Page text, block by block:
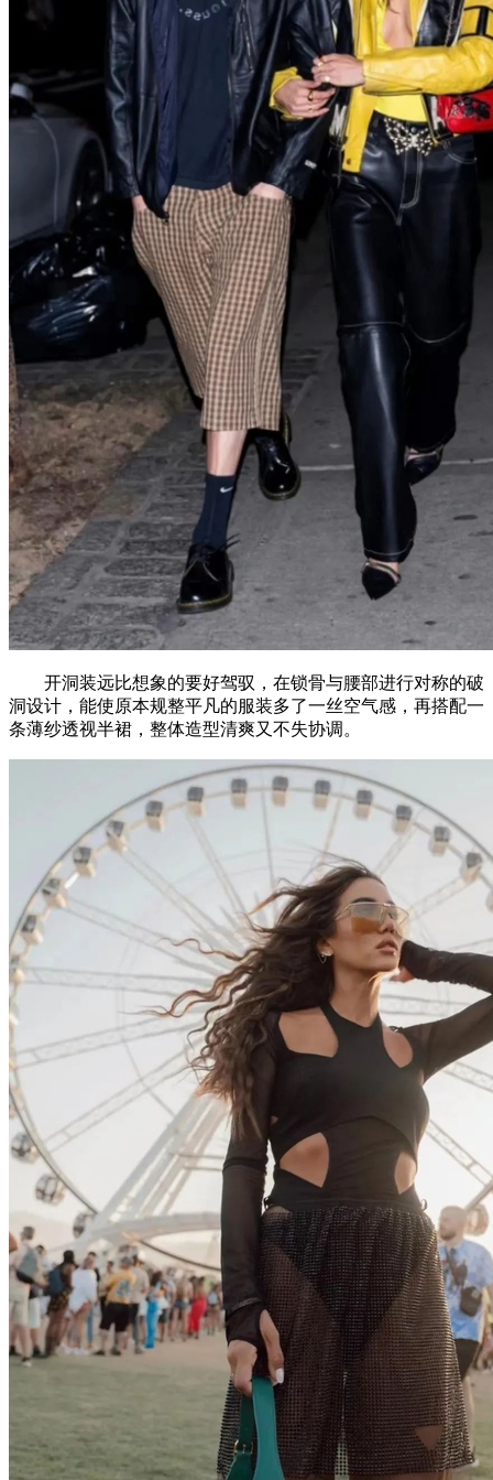
开洞装远比想象的要好驾驭，在锁骨与腰部进行对称的破
洞设计，能使原本规整平凡的服装多了一丝空气感，再搭配一
条薄纱透视半裙，整体造型清爽又不失协调。